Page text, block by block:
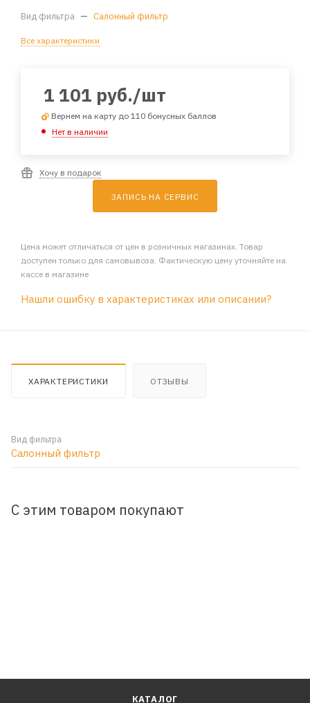
Вид фильтра — Салонный фильтр
Все характеристики
1 101 руб./шт
Вернем на карту до 110 бонусных баллов
Нет в наличии
Хочу в подарок
ЗАПИСЬ НА СЕРВИС
Цена может отличаться от цен в розничных магазинах. Товар
доступен только для самовывоза. Фактическую цену уточняйте на
кассе в магазине
Нашли ошибку в характеристиках или описании?
ХАРАКТЕРИСТИКИ ОТЗЫВЫ
Вид фильтра
Салонный фильтр
С этим товаром покупают
КАТАЛОГ